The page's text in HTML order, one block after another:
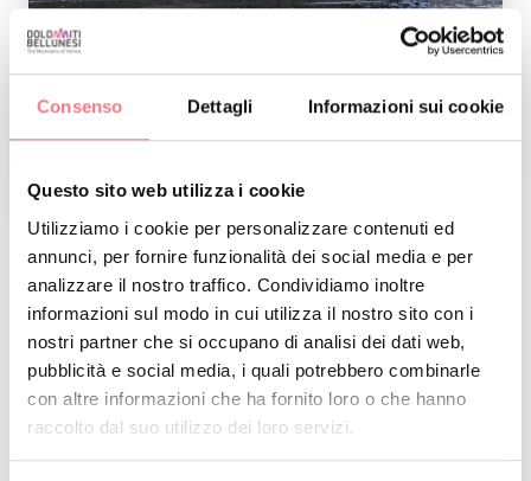
Consenso Dettagli Informazioni sui cookie
Questo sito web utilizza i cookie
Utilizziamo i cookie per personalizzare contenuti ed
annunci, per fornire funzionalità dei social media e per
analizzare il nostro traffico. Condividiamo inoltre
informazioni sul modo in cui utilizza il nostro sito con i
nostri partner che si occupano di analisi dei dati web,
pubblicità e social media, i quali potrebbero combinarle
con altre informazioni che ha fornito loro o che hanno
raccolto dal suo utilizzo dei loro servizi.
RICHIEDI INFORMAZIONI
RESTA IN CONTATTO